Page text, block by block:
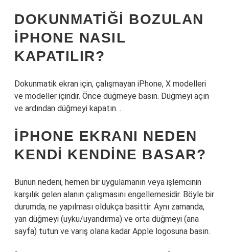
DOKUNMATIĞI BOZULAN
IPHONE NASIL
KAPATILIR?
Dokunmatik ekran için, çalışmayan iPhone, X modelleri
ve modeller içindir. Önce düğmeye basın. Düğmeyi açın
ve ardından düğmeyi kapatın. .
IPHONE EKRANI NEDEN
KENDI KENDINE BASAR?
Bunun nedeni, hemen bir uygulamanın veya işlemcinin
karşılık gelen alanın çalışmasını engellemesidir. Böyle bir
durumda, ne yapılması oldukça basittir. Aynı zamanda,
yan düğmeyi (uyku/uyandırma) ve orta düğmeyi (ana
sayfa) tutun ve varış olana kadar Apple logosuna basın.